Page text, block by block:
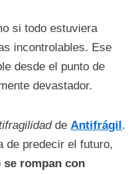
si todo estuviera
incontrolables. Ese
desde el punto de
devastador.
deAntifrágil.
de predecir el futuro,
rompan con